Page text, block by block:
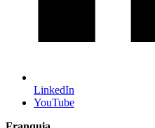
LinkedIn
YouTube